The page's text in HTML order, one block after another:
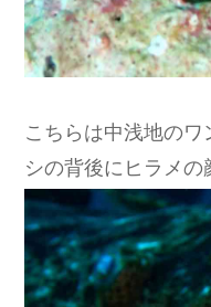
こちらは中浅地の
シの背後にヒラメの